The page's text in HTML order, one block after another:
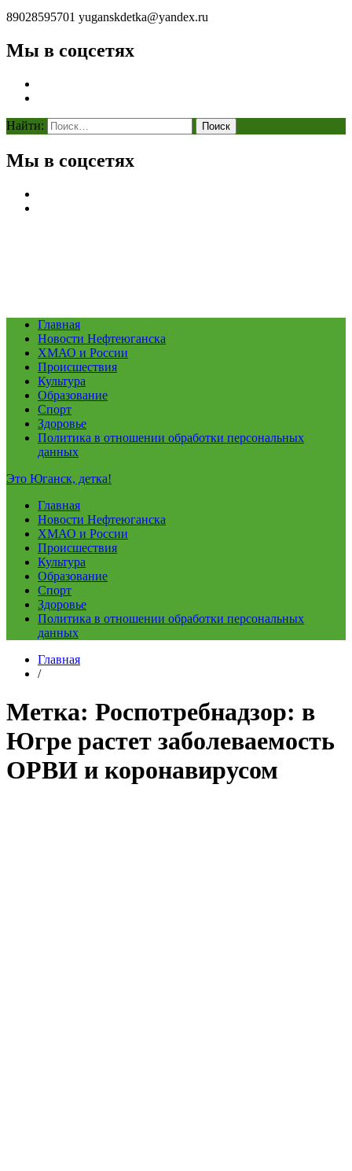
89028595701 yuganskdetka@yandex.ru
Мы в соцсетях
Найти:
Мы в соцсетях
Главная
Новости Нефтеюганска
ХМАО и России
Происшествия
Культура
Образование
Спорт
Здоровье
Политика в отношении обработки персональных
данных
Это Юганск, детка!
Главная
Новости Нефтеюганска
ХМАО и России
Происшествия
Культура
Образование
Спорт
Здоровье
Политика в отношении обработки персональных
данных
Главная
/
Метка: Роспотребнадзор: в
Югре растет заболеваемость
ОРВИ и коронавирусом